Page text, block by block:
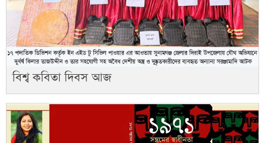
বিশ্ব কবিতা দিবস আজ